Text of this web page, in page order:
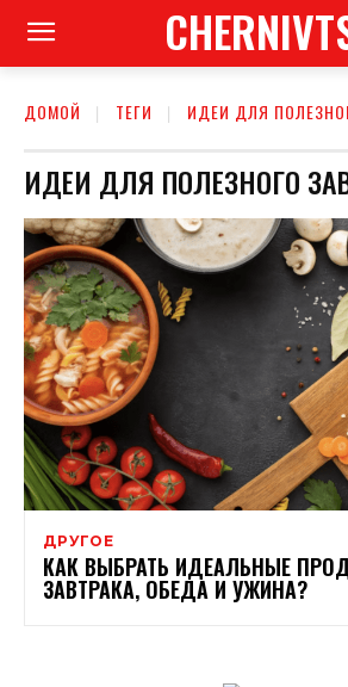
ДОМОЙ ТЕГИ ИДЕИ ДЛЯ
ИДЕИ ДЛЯ ПОЛЕЗНОГО
ДРУГОЕ
КАК ВЫБРАТЬ ИДЕАЛЬНЫЕ
ЗАВТРАКА, ОБЕДА И УЖИНА?